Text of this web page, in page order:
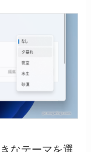
なテーマを選